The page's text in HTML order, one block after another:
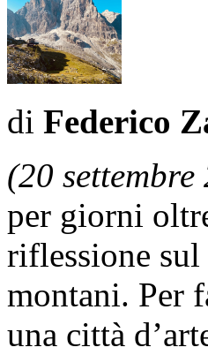
di Federico
(20 settembre
per giorni
riflessione
montani. Per
una città